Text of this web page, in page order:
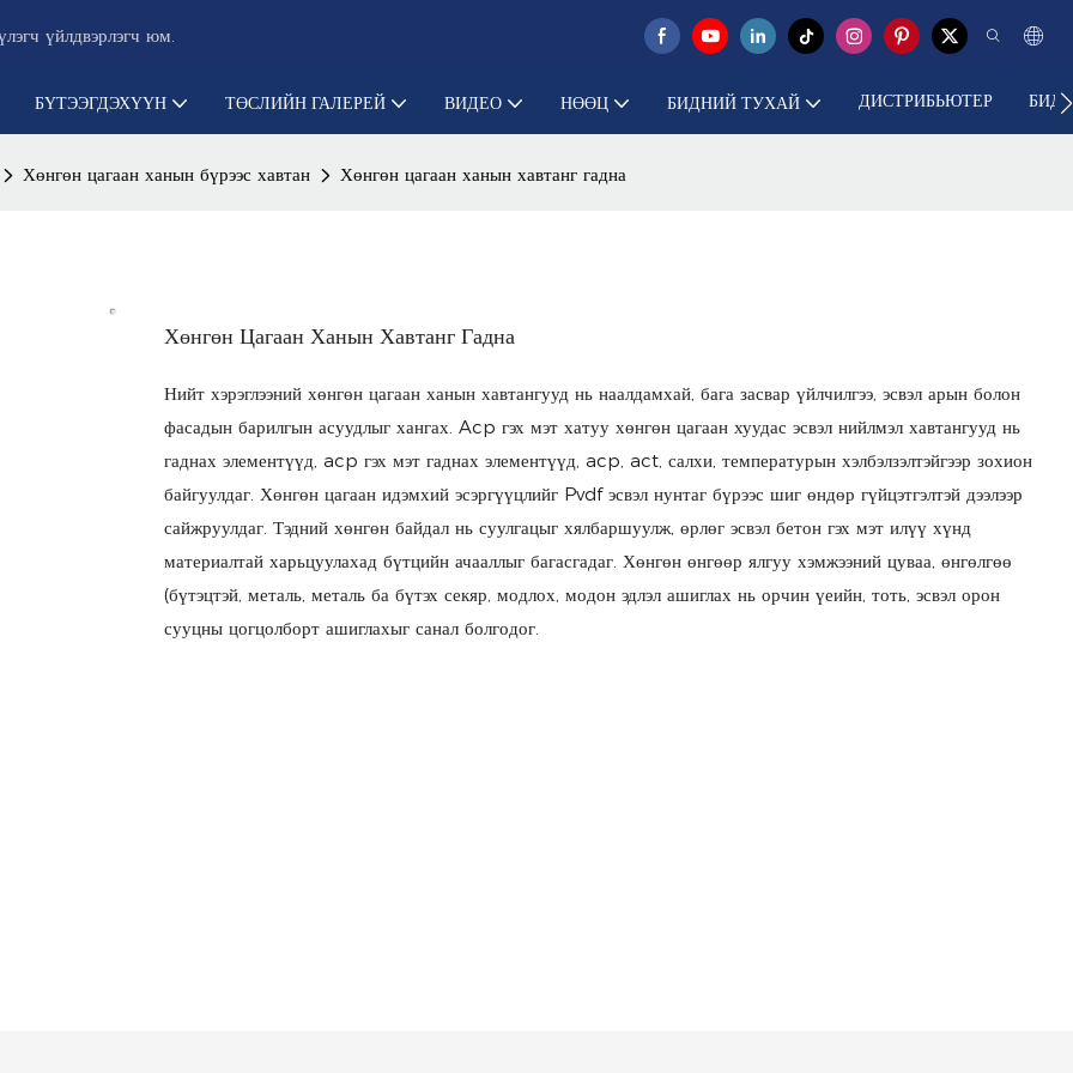
үйлдвэрлэгч юм.
БҮТЭЭГДЭХҮҮН ТӨСЛИЙН ГАЛЕРЕЙ ВИДЕО НӨӨЦ БИДНИЙ ТУХАЙ ДИСТРИБЬЮТЕР
Хөнгөн цагаан ханын бүрээс хавтан Хөнгөн цагаан ханын хавтанг гадна
Хөнгөн Цагаан Ханын Хавтанг Гадна
Нийт хэрэглээний хөнгөн цагаан ханын хавтангууд нь наалдамхай, бага засвар үйлчилгээ, эсвэл арын болон
фасадын барилгын асуудлыг хангах. Acp гэх мэт хатуу хөнгөн цагаан хуудас эсвэл нийлмэл хавтангууд нь
гаднах элементүүд, acp гэх мэт гаднах элементүүд, acp, act, салхи, температурын хэлбэлзэлтэйгээр зохион
байгуулдаг. Хөнгөн цагаан идэмхий эсэргүүцлийг Pvdf эсвэл нунтаг бүрээс шиг өндөр гүйцэтгэлтэй дээлээр
сайжруулдаг. Тэдний хөнгөн байдал нь суулгацыг хялбаршуулж, өрлөг эсвэл бетон гэх мэт илүү хүнд
материалтай харьцуулахад бүтцийн ачааллыг багасгадаг. Хөнгөн өнгөөр ​​ялгуу хэмжээний цуваа, өнгөлгөө
(бүтэцтэй, металь, металь ба бүтэх секяр, модлох, модон эдлэл ашиглах нь орчин үеийн, тоть, эсвэл орон
сууцны цогцолборт ашиглахыг санал болгодог.